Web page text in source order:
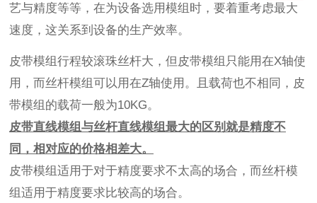
艺与精度等等，在为设备选用模组时，要着重考虑最大
速度，这关系到设备的生产效率。
皮带模组行程较滚珠丝杆大，但皮带模组只能用在X轴使
用，而丝杆模组可以用在Z轴使用。且载荷也不相同，皮
带模组的载荷一般为10KG。
皮带直线模组与丝杆直线模组最大的区别就是精度不
同，相对应的价格相差大。
皮带模组适用于对于精度要求不太高的场合，而丝杆模
组适用于精度要求比较高的场合。